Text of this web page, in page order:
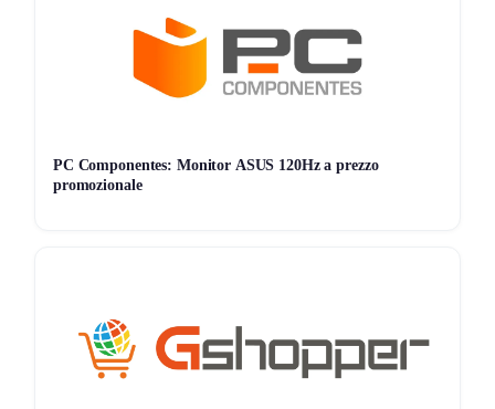
PC Componentes: Monitor ASUS 120Hz a prezzo
promozionale